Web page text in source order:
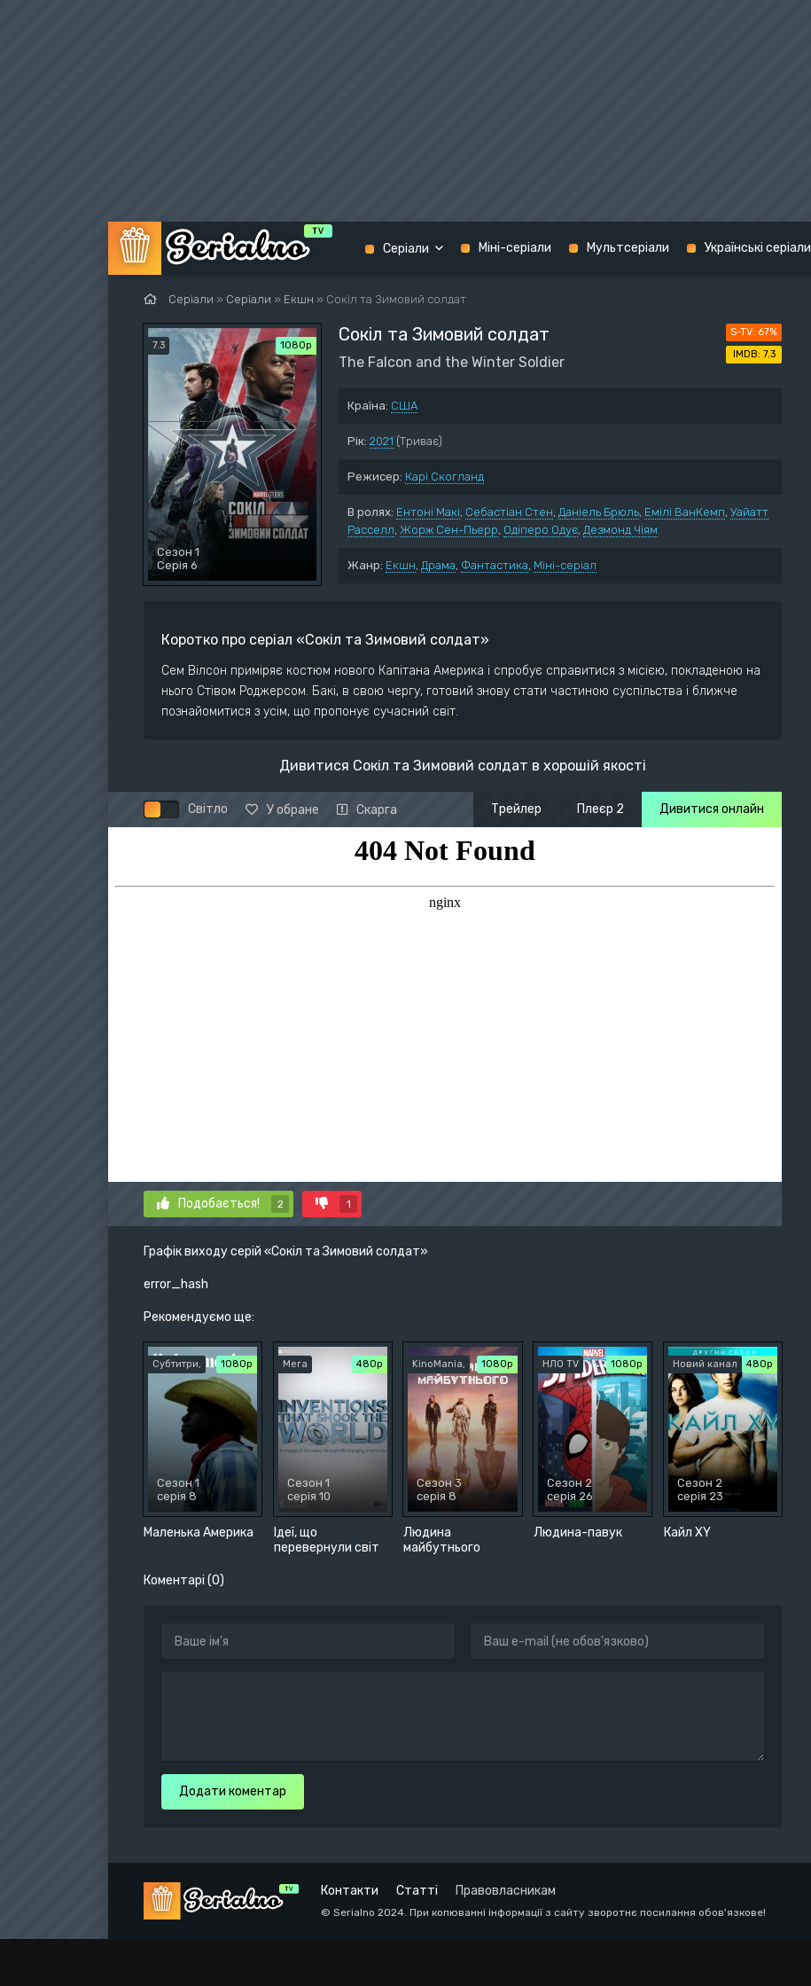
Серіали » Серіали » Екшн » Сокіл та Зимовий солдат
7.3 1080p
Сезон 1
Серія 6
Сокіл та Зимовий солдат
The Falcon and the Winter Soldier
Країна: США
Рік: 2021 (Триває)
Режисер: Карі Скогланд
В ролях: Ентоні Макі, Себастіан Стен, Даніель Брюль, Емілі ВанКемп, Уайатт
Расселл, Жорж Сен-Пьерр, Одіперо Одує, Дезмонд Чіям
Жанр: Екшн, Драма, Фантастика, Міні-серіал
67%
7.3
Коротко про серіал «Сокіл та Зимовий солдат»
Сем Вілсон приміряє костюм нового Капітана Америка і спробує справитися з місією, покладеною на
нього Стівом Роджерсом. Бакі, в свою чергу, готовий знову стати частиною суспільства і ближче
познайомитися з усім, що пропонує сучасний світ.
Дивитися Сокіл та Зимовий солдат в хорошій якості
Світло У обране Скарга Дивитися онлайн
Плеєр 2
Трейлер
Подобається! 2 1
Графік виходу серій «Сокіл та Зимовий солдат»
error_hash
Рекомендуємо ще:
Маленька Америка
Субтитри, 1080p
Сезон 1
серія 8
Ідеї, що
перевернули світ
Мега 480р
Сезон 1
серія 10
Людина
майбутнього
KinoMania, 1080p
Сезон 3
серія 8
Людина-павук
НЛО TV 1080p
Сезон 2
серія 26
Кайл XY
Новий канал 480р
Сезон 2
серія 23
Коментарі (0)
Додати коментар
Серіали
Екшн
Воєнний
Детектив
Драма
Історія
Комедія
Містика
Фентезі
США
Міні-серіали Мультсеріали Українські серіали
Контакти Статті Правовласникам
© Serialno 2024. При копюванні інформації з сайту зворотнє посилання обов'язкове!